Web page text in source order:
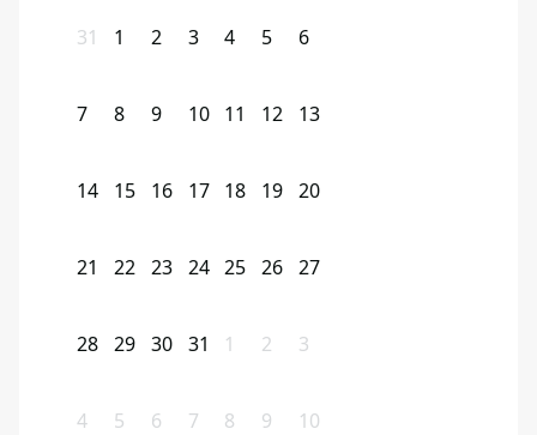
31 1 2 3 4 5 6
7 8 9 10 11 12 13
14 15 16 17 18 19 20
21 22 23 24 25 26 27
28 29 30 31 1 2 3
4 5 6 7 8 9 10